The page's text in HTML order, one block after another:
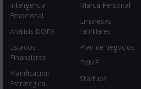
Inteligencia
Emocional
Análisis DOFA
Estados
Financieros
Planificación
Estratégica
Marca Personal
Empresas
familiares
Plan de negocios
PYME
Startups